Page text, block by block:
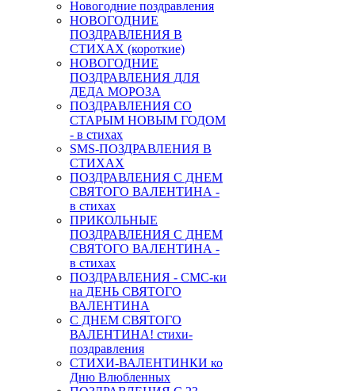
Новогодние поздравления
НОВОГОДНИЕ
ПОЗДРАВЛЕНИЯ В
СТИХАХ (короткие)
НОВОГОДНИЕ
ПОЗДРАВЛЕНИЯ ДЛЯ
ДЕДА МОРОЗА
ПОЗДРАВЛЕНИЯ СО
СТАРЫМ НОВЫМ ГОДОМ
- в стихах
SMS-ПОЗДРАВЛЕНИЯ В
СТИХАХ
ПОЗДРАВЛЕНИЯ С ДНЕМ
СВЯТОГО ВАЛЕНТИНА -
в стихах
ПРИКОЛЬНЫЕ
ПОЗДРАВЛЕНИЯ С ДНЕМ
СВЯТОГО ВАЛЕНТИНА -
в стихах
ПОЗДРАВЛЕНИЯ - СМС-ки
на ДЕНЬ СВЯТОГО
ВАЛЕНТИНА
С ДНЕМ СВЯТОГО
ВАЛЕНТИНА! стихи-
поздравления
СТИХИ-ВАЛЕНТИНКИ ко
Дню Влюбленных